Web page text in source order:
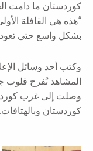
كوردستان ما دامت
“هذه هي القافلة
بشكل واسع حتى
وكتب أحد وسائل
المشاهد تُفرح قلوب
وصلت إلى غرب
كوردستان